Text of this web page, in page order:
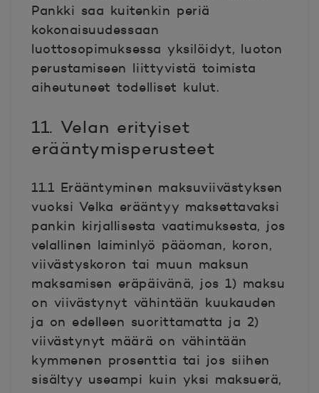
Pankki saa kuitenkin periä
kokonaisuudessaan
luottosopimuksessa yksilöidyt, luoton
perustamiseen liittyvistä toimista
aiheutuneet todelliset kulut.
11. Velan erityiset
erääntymisperusteet
11.1 Erääntyminen maksuviivästyksen
vuoksi Velka erääntyy maksettavaksi
pankin kirjallisesta vaatimuksesta, jos
velallinen laiminlyö pääoman, koron,
viivästyskoron tai muun maksun
maksamisen eräpäivänä, jos 1) maksu
on viivästynyt vähintään kuukauden
ja on edelleen suorittamatta ja 2)
viivästynyt määrä on vähintään
kymmenen prosenttia tai jos siihen
sisältyy useampi kuin yksi maksuerä,